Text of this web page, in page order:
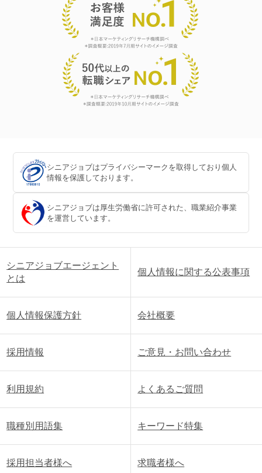
シニアジョブはプライバシーマークを取得しており個人
情報を保護しております。
シニアジョブは厚生労働省に許可された、職業紹介事業
を運営しています。
シニアジョブエージェント
とは
個人情報に関する公表事項
個人情報保護方針 会社概要
採用情報 ご意見・お問い合わせ
利用規約 よくあるご質問
職種別用語集 キーワード特集
採用担当者様へ 求職者様へ